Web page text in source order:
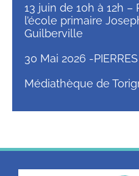
13 juin de 10h à 12h
l’école primaire
Guilberville
30 Mai 2026 -
Médiathèque de